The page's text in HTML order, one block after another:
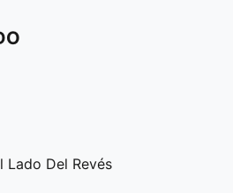
Lado Del Revés